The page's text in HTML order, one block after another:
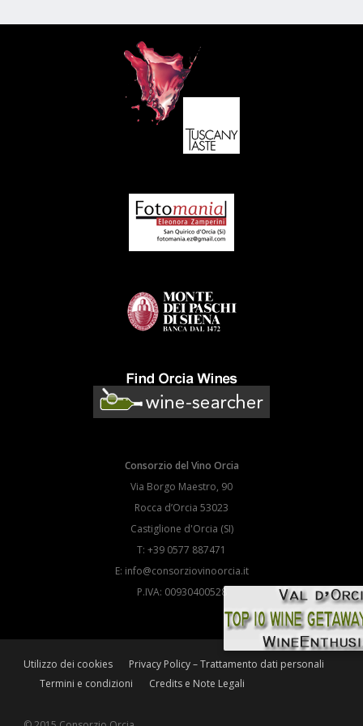
Consorzio del Vino Orcia
Via Borgo Maestro, 90
Rocca d’Orcia 53023
Castiglione d'Orcia (SI)
T: +39 0577 887471
E: info@consorziovinoorcia.it
P.IVA: 00930400528
Utilizzo dei cookies
Privacy Policy – Trattamento dati personali
Termini e condizioni
Credits e Note Legali